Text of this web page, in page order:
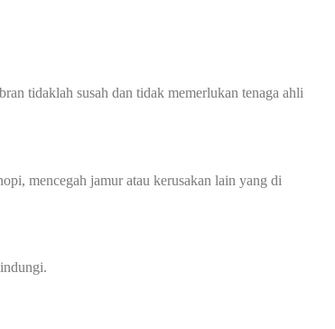
tidaklah susah dan tidak memerlukan tenaga ahli
mencegah jamur atau kerusakan lain yang di